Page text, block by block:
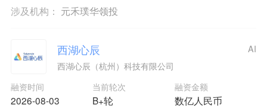
涉及机构： 元禾璞华领投
西湖心辰
西湖心辰（杭州）科技有限公司
融资时间
2026-08-03
当前轮次
B+轮
融资金额
数亿人民币
AI